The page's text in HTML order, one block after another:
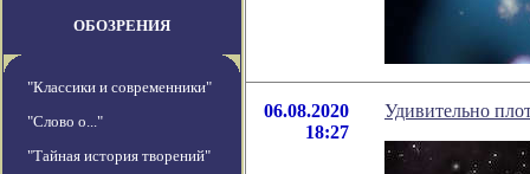
ОБОЗРЕНИЯ
"Классики и современники"
"Слово о..."
"Тайная история творений"
06.08.2020
18:27
Удивительно